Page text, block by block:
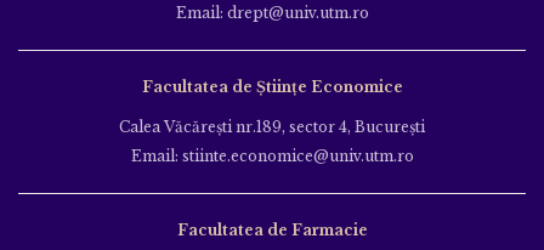
Email: drept@univ.utm.ro
Facultatea de Științe Economice
Calea Văcăreşti nr.189, sector 4, Bucureşti
Email: stiinte.economice@univ.utm.ro
Facultatea de Farmacie